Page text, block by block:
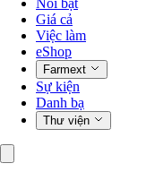
Nổi bật
Giá cả
Việc làm
eShop
Farmext
Sự kiện
Danh bạ
Thư viện